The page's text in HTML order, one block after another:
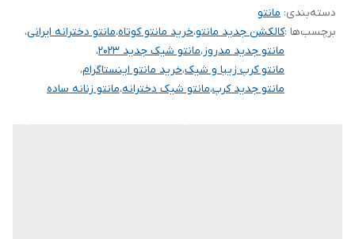
آنها درج شده است چون این سایت امکان مرجوع ندارد و فقط امکان
تعویض سایز دارد.
دسته‌بندی: مانتو
برچسب‌ها :کالکشن جدید مانتو،خرید مانتو کوتاه،مانتو دخترانه ایرانی،
مانتو جدید مدروز،مانتو شیک جدید ۲۰۲۳
،
مانتو کرپ زیبا و شیک،خرید مانتو اینستاگرام،
مانتو جدید کرپ،مانتو شیک دخترانه،مانتو زنانه ساده